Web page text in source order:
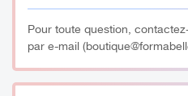
Pour toute question,
par e-mail